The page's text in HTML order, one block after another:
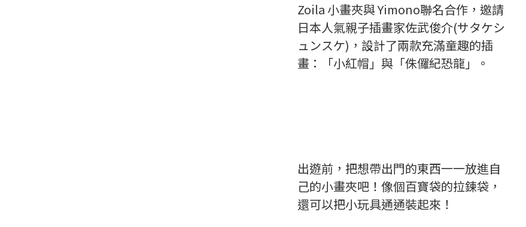
Zoila 小畫夾與 Yimono聯名合作，邀請
日本人氣親子插畫家佐武俊介(サタケシ
ュンスケ)，設計了兩款充滿童趣的插
畫：「小紅帽」與「侏儸紀恐龍」。
出遊前，把想帶出門的東西一一放進自
己的小畫夾吧！像個百寶袋的拉鍊袋，
還可以把小玩具通通裝起來！